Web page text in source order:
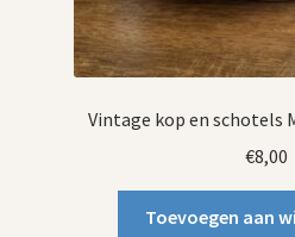
Vintage kop en schotels
€8,00
Toevoegen aan